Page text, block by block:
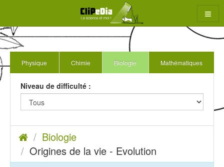
contenu
Physique Chimie Biologie Mathématiques
Niveau de difficulté :
AccueilBiologie
Origines de la vie - Evolution